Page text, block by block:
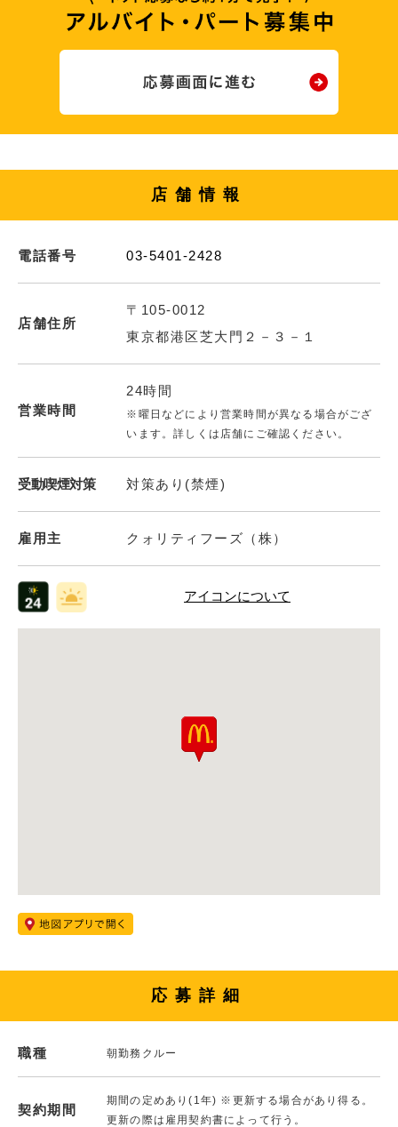
店舗情報
電話番号 03-5401-2428
店舗住所
〒105-0012
東京都港区芝大門２－３－１
営業時間
24時間
※曜日などにより営業時間が異なる場合がござ
います。詳しくは店舗にご確認ください。
受動喫煙対策 対策あり(禁煙)
雇用主 クォリティフーズ（株）
アイコンについて
応募詳細
職種 朝勤務クルー
契約期間
期間の定めあり(1年) ※更新する場合があり得る。
更新の際は雇用契約書によって行う。